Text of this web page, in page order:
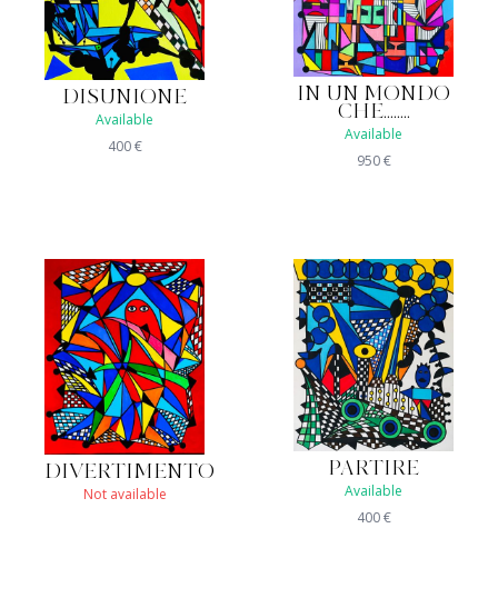
DISUNIONE
Available
400€
IN UN MONDO
CHE........
Available
950€
DIVERTIMENTO
Not available
PARTIRE
Available
400€